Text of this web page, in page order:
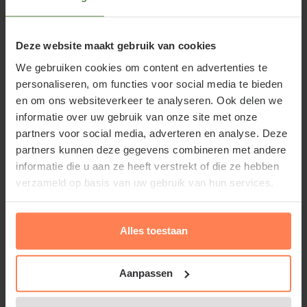
Deze website maakt gebruik van cookies
We gebruiken cookies om content en advertenties te
personaliseren, om functies voor social media te bieden
en om ons websiteverkeer te analyseren. Ook delen we
informatie over uw gebruik van onze site met onze
partners voor social media, adverteren en analyse. Deze
partners kunnen deze gegevens combineren met andere
informatie die u aan ze heeft verstrekt of die ze hebben
verzameld op basis van uw gebruik van hun services.
Alles toestaan
Aanpassen
voorkeur gaat uit naar een leemachtige,
Vitis vinifera 'Muscat Blue' snoeien
en onderhouden
Na de bloei van Vitis vinifera 'Muscat Blue' komt er
een overvloed van nieuwe scheuten. Laat alleen de
sterke scheuten staan en knip zwakke en
vormverstorende takken helemaal weg. Laat de
vruchtdragende takken niet te lang worden en
verwijder in de nazomer de bladeren rond de
trossen voor een betere rijping. Om geen rommelig
groeiende tuinplant te krijgen, moet Vitis vinifera
'Muscat Blue' goed geleid en gesnoeid worden.
Lees meer
Waarom Vitis vinifera 'Muscat Blue'
kopen of Muskaatdruif kopen bij
Tuinplantenwinkel.nl
Bij Tuinplantenwinkel.nl koopt u een Muskaatdruif
bij een betrouwbare partij. Naast de webshop is er
ook een groot planten- en bomencentrum; u kunt
ons echt bezoeken.